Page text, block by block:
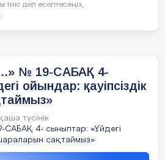
Рефлексия
«Плюс-минус-қызықты»
+
Ұйымдастыру кезеңі
Сәлемдесу, оқушыларды түгендеу.
Оқушыларды психологиялық
тиіс деп есептесеңіз,
№ 19-САБАҚ 4-
ойындар: қауіпсіздік
түсінік
САБАҚ 4- сыныптар: «Үйдегі
сақтаймыз»